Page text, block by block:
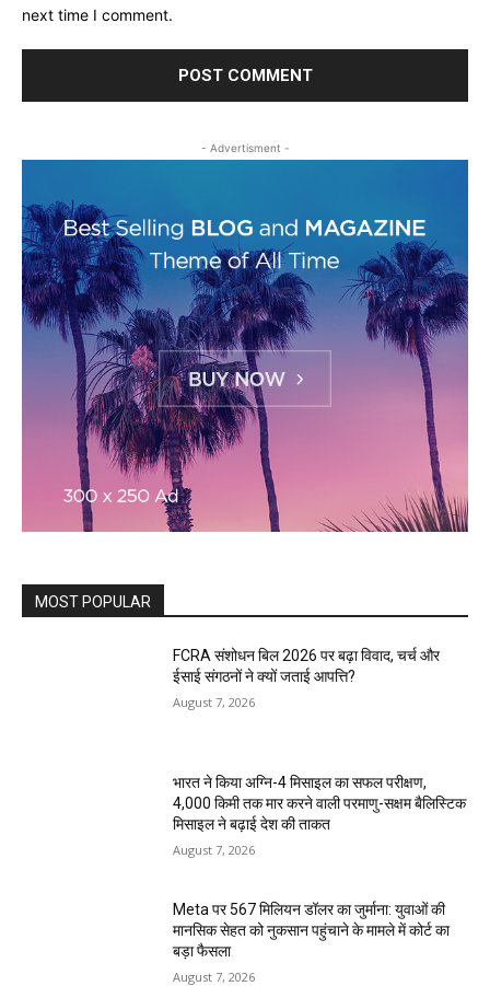
next time I comment.
- Advertisment -
MOST POPULAR
FCRA संशोधन बिल 2026 पर बढ़ा विवाद, चर्च और
ईसाई संगठनों ने क्यों जताई आपत्ति?
August 7, 2026
भारत ने किया अग्नि-4 मिसाइल का सफल परीक्षण,
4,000 किमी तक मार करने वाली परमाणु-सक्षम बैलिस्टिक
मिसाइल ने बढ़ाई देश की ताकत
August 7, 2026
Meta पर 567 मिलियन डॉलर का जुर्माना: युवाओं की
मानसिक सेहत को नुकसान पहुंचाने के मामले में कोर्ट का
बड़ा फैसला
August 7, 2026